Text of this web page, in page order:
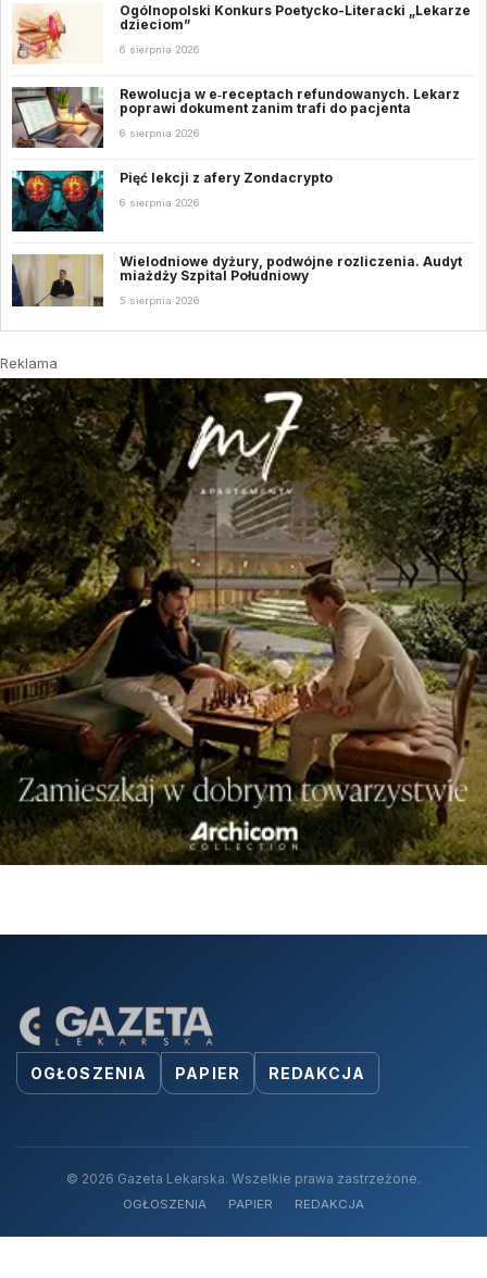
Ogólnopolski Konkurs Poetycko-Literacki „Lekarze
dzieciom”
6 sierpnia 2026
Rewolucja w e‑receptach refundowanych. Lekarz
poprawi dokument zanim trafi do pacjenta
6 sierpnia 2026
Pięć lekcji z afery Zondacrypto
6 sierpnia 2026
Wielodniowe dyżury, podwójne rozliczenia. Audyt
miażdży Szpital Południowy
5 sierpnia 2026
Reklama
OGŁOSZENIA PAPIER REDAKCJA
© 2026 Gazeta Lekarska. Wszelkie prawa zastrzeżone.
OGŁOSZENIA PAPIER REDAKCJA